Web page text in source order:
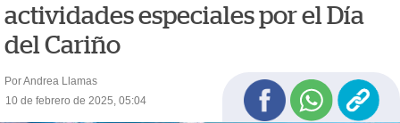
actividades especiales por el Día
del Cariño
Por Andrea Llamas
10 de febrero de 2025, 05:04